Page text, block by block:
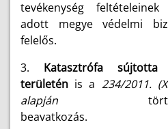
tevékenység
adott megye védelmi
felelős.
3. Katasztrófa sújtotta
területén is a 234/2011.
alapján